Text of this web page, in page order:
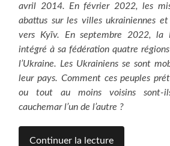
avril 2014. En février 2022, les
abattus sur les villes ukrainiennes
vers Kyïv. En septembre 2022, la
intégré à sa fédération quatre
l’Ukraine. Les Ukrainiens se sont
leur pays. Comment ces peuples
ou tout au moins voisins sont-
cauchemar l’un de l’autre ?
Continuer la lecture